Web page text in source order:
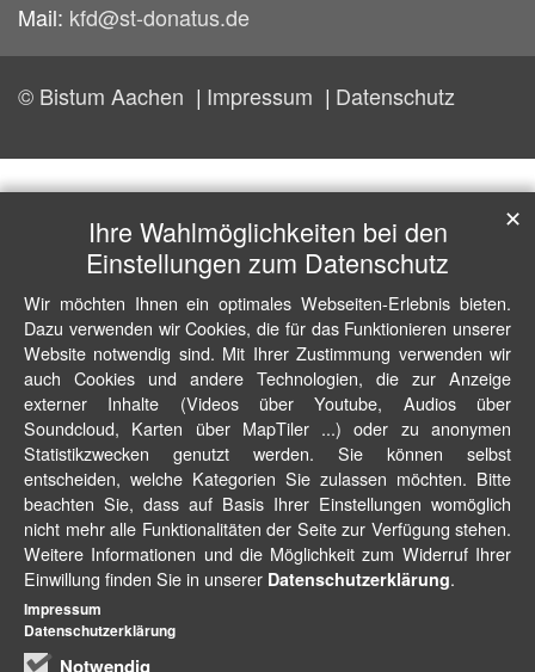
Mail: kfd@st-donatus.de
© Bistum Aachen Impressum Datenschutz
Ihre Wahlmöglichkeiten bei den
Einstellungen zum Datenschutz
Wir möchten Ihnen ein optimales Webseiten-Erlebnis bieten.
Dazu verwenden wir Cookies, die für das Funktionieren unserer
Website notwendig sind. Mit Ihrer Zustimmung verwenden wir
auch Cookies und andere Technologien, die zur Anzeige
externer Inhalte (Videos über Youtube, Audios über
Soundcloud, Karten über MapTiler ...) oder zu anonymen
Statistikzwecken genutzt werden. Sie können selbst
entscheiden, welche Kategorien Sie zulassen möchten. Bitte
beachten Sie, dass auf Basis Ihrer Einstellungen womöglich
nicht mehr alle Funktionalitäten der Seite zur Verfügung stehen.
Weitere Informationen und die Möglichkeit zum Widerruf Ihrer
Einwillung finden Sie in unserer Datenschutzerklärung.
Notwendig
✕
Impressum
Datenschutzerklärung